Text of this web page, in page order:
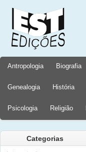
Antropologia Biografia
Genealogia História
Psicologia Religião
Categorias